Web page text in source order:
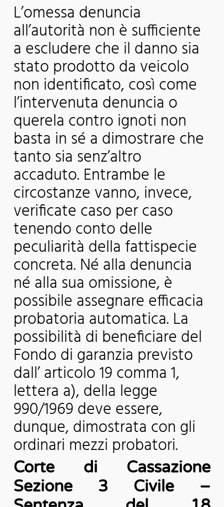
L’omessa denuncia
all’autorità non è sufficiente
a escludere che il danno sia
stato prodotto da veicolo
non identificato, così come
l’intervenuta denuncia o
querela contro ignoti non
basta in sé a dimostrare che
tanto sia senz’altro
accaduto. Entrambe le
circostanze vanno, invece,
verificate caso per caso
tenendo conto delle
peculiarità della fattispecie
concreta. Né alla denuncia
né alla sua omissione, è
possibile assegnare efficacia
probatoria automatica. La
possibilità di beneficiare del
Fondo di garanzia previsto
dall’ articolo 19 comma 1,
lettera a), della legge
990/1969 deve essere,
dunque, dimostrata con gli
ordinari mezzi probatori.
Corte di Cassazione
Sezione 3 Civile –